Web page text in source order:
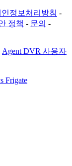
정보처리방침 -
정책 - 문의 -
Agent DVR 사용자
Frigate